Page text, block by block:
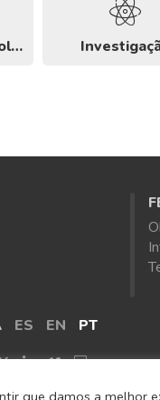
Inteligência Tecnológica
ES EN
PT
que damos a melhor